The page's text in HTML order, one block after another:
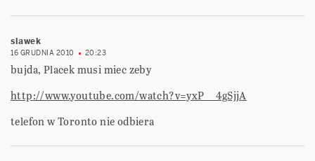
slawek
16 GRUDNIA 2010 20:23
bujda, Placek musi miec zeby
http://www.youtube.com/watch?v=yxP__4gSjjA
telefon w Toronto nie odbiera